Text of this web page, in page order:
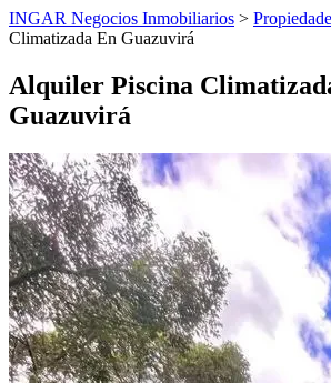
INGAR Negocios Inmobiliarios >
Climatizada En Guazuvirá
Alquiler Piscina
Guazuvirá